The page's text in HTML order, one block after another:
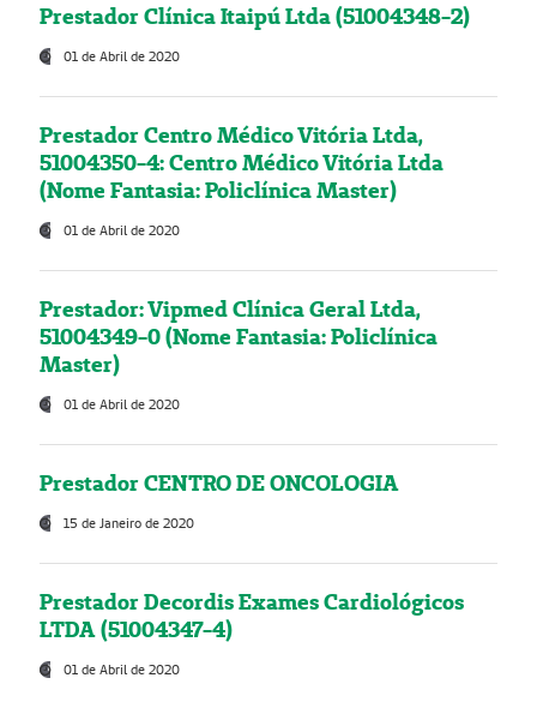
Prestador Clínica Itaipú Ltda (51004348-2)
01 de Abril de 2020
Prestador Centro Médico Vitória Ltda,
51004350-4: Centro Médico Vitória Ltda
(Nome Fantasia: Policlínica Master)
01 de Abril de 2020
Prestador: Vipmed Clínica Geral Ltda,
51004349-0 (Nome Fantasia: Policlínica
Master)
01 de Abril de 2020
Prestador CENTRO DE ONCOLOGIA
15 de Janeiro de 2020
Prestador Decordis Exames Cardiológicos
LTDA (51004347-4)
01 de Abril de 2020